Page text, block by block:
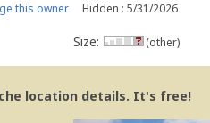
this owner Hidden : 5/31/2026
Size: (other)
location details. It's free!